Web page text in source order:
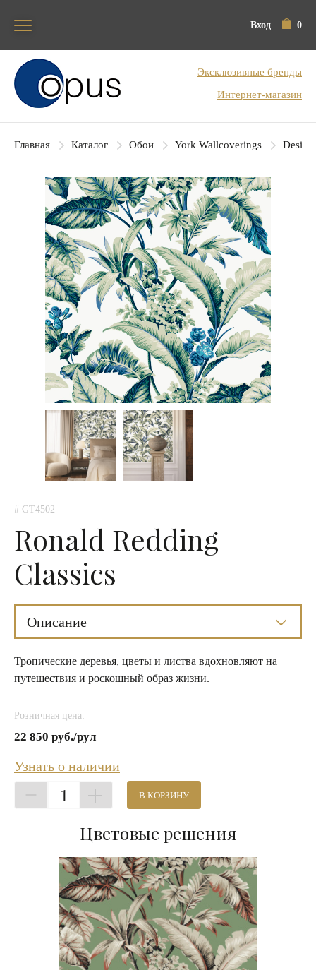
Вход 0
Блок поиска
Эксклюзивные бренды
Интернет-магазин
Главная Каталог Обои York Wallcoverings
# GT4502
Ronald Redding
Classics
Описание
Тропические деревья, цветы и листва вдохновляют на
путешествия и роскошный образ жизни.
Розничная цена:
22 850 руб./рул
Узнать о наличии
1 В КОРЗИНУ
Цветовые решения